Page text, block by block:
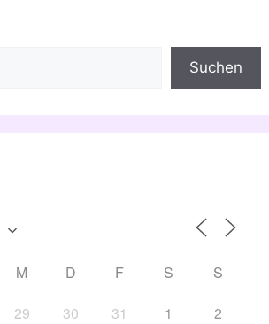
Suchen
M D F S
S
29 30 31 1 2